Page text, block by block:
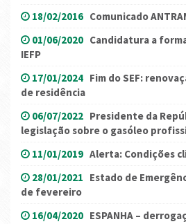
18/02/2016 Comunicado
01/06/2020 Candidatura a
IEFP
17/01/2024 Fim do SEF:
de residência
06/07/2022 Presidente da
legislação sobre o gasóleo
11/01/2019 Alerta: Condições
28/01/2021 Estado de
de fevereiro
16/04/2020 ESPANHA –